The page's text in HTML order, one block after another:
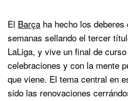
El Barça ha hecho los
semanas sellando el tercer
LaLiga, y vive un final de
celebraciones y con la mente
que viene. El tema central en
sido las renovaciones